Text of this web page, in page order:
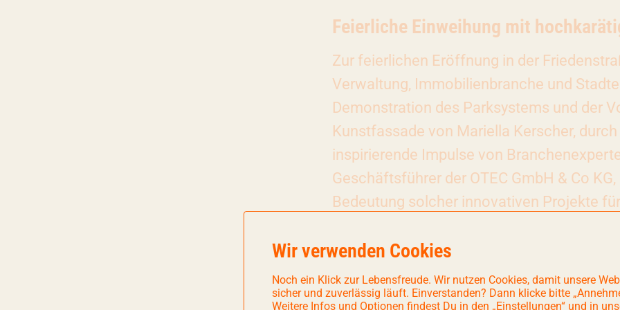
Feierliche Einweihung mit
Zur feierlichen Eröffnung in der
Verwaltung, Immobilienbranche und
Demonstration des Parksystems und der
Kunstfassade von Mariella Kerscher,
inspirierende Impulse von
Geschäftsführer der OTEC GmbH & Co
Bedeutung solcher innovativen Projekte
VePa Parkturm zeigen wir, wie urbane
umweltfreundlich gestaltet werden kann.
Schritt in Richtung einer zukunftsfähigen
Wir verwenden Cookies
Noch ein Klick zur Lebensfreude. Wir nutzen Cookies, damit unsere
sicher und zuverlässig läuft. Einverstanden? Dann klicke bitte
Weitere Infos und Optionen findest Du in den „Einstellungen“ und in